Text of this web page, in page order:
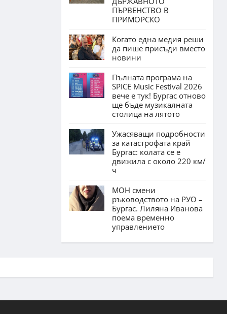
ПЪРВЕНСТВО В
ПРИМОРСКО
Когато една медия реши
да пише присъди вместо
новини
Пълната програма на
SPICE Music Festival 2026
вече е тук! Бургас отново
ще бъде музикалната
столица на лятото
Ужасяващи подробности
за катастрофата край
Бургас: колата се е
движила с около 220 км/
ч
МОН смени
ръководството на РУО –
Бургас. Лиляна Иванова
поема временно
управлението